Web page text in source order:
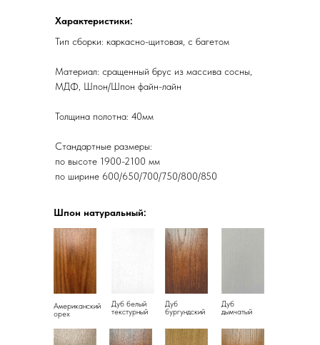
Характеристики:
Тип сборки: каркасно-щитовая, с багетом
Материал: сращенный брус из массива сосны,
МДФ, Шпон/Шпон файн-лайн
Толщина полотна: 40мм
Стандартные размеры:
по высоте 1900-2100 мм
по ширине 600/650/700/750/800/850
Американский
орех
Дуб белый
текстурный
Дуб
бургундский
Дуб
дымчатый
Шпон натуральный: